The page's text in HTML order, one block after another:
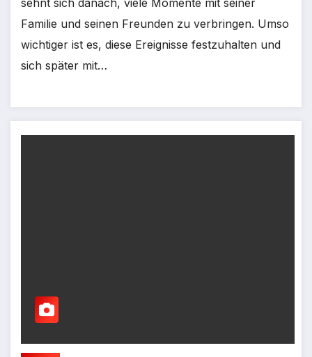
Familie und seinen Freunden zu verbringen. Umso
wichtiger ist es, diese Ereignisse festzuhalten und
sich später mit…